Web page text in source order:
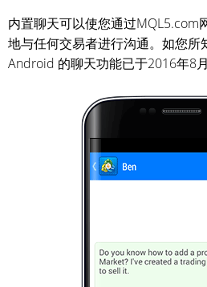
内置聊天可以使您通过
地与任何交易者进行沟通。如您所
Android 的聊天功能已于2016年8月